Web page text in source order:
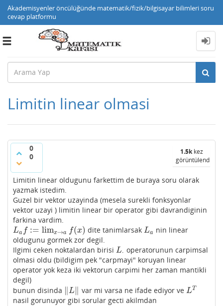
Akademisyenler öncülüğünde matematik/fizik/bilgisayar bilimleri soru
cevap platformu
Toggle
Limitin linear olmasi
0
0
1.5kkez
görüntülendi
Limitin linear oldugunu farkettim de buraya soru olarak
yazmak istedim.
Guzel bir vektor uzayinda (mesela surekli fonksyonlar
vektor uzayi ) limitin linear bir operator gibi davrandiginin
farkina vardim.
La f := limx→a f(x)
Laf := lim x→af(x) dite tanimlarsak La
La nin linear
oldugunu gormek zor degil.
Ilgimi ceken noktalardan birisi L⋅
L⋅ operatorunun carpimsal
olmasi oldu (bildigim pek "carpmayi" koruyan linear
operator yok keza iki vektorun carpimi her zaman mantikli
degil)
bunun disinda
L
L‖ var mi varsa ne ifade ediyor ve LT
LT
nasil gorunuyor gibi sorular gecti akilmdan